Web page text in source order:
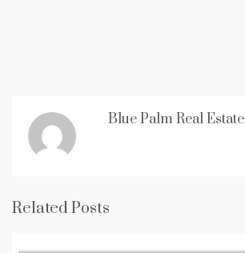
Blue Palm Real Estate
Related Posts